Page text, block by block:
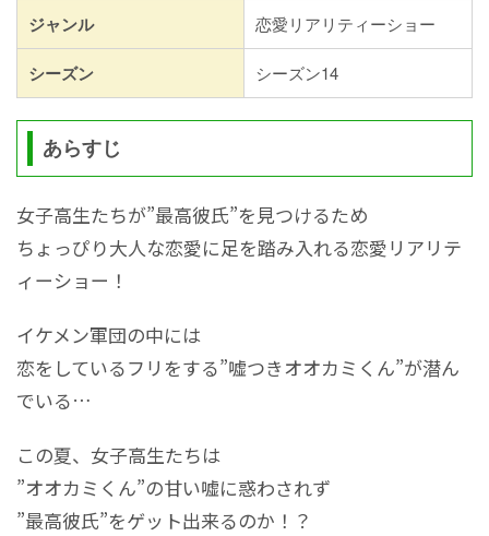
ジャンル 恋愛リアリティーショー
シーズン シーズン14
あらすじ
女子高生たちが”最高彼氏”を見つけるため
ちょっぴり大人な恋愛に足を踏み入れる恋愛リアリテ
ィーショー！
イケメン軍団の中には
恋をしているフリをする”嘘つきオオカミくん”が潜ん
でいる…
この夏、女子高生たちは
”オオカミくん”の甘い嘘に惑わされず
”最高彼氏”をゲット出来るのか！？